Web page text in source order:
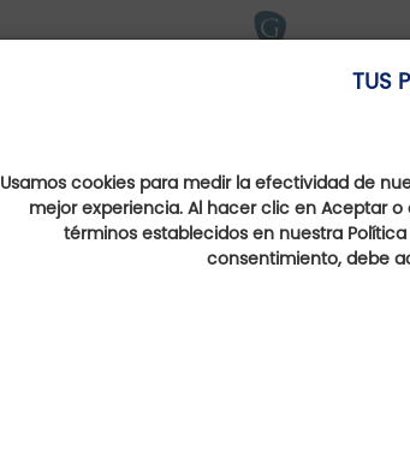
TUS
Usamos cookies para medir la efectividad de
mejor experiencia. Al hacer clic en Aceptar
términos establecidos en nuestra
consentimiento, debe
Golf Club
Distancia : 15 Km